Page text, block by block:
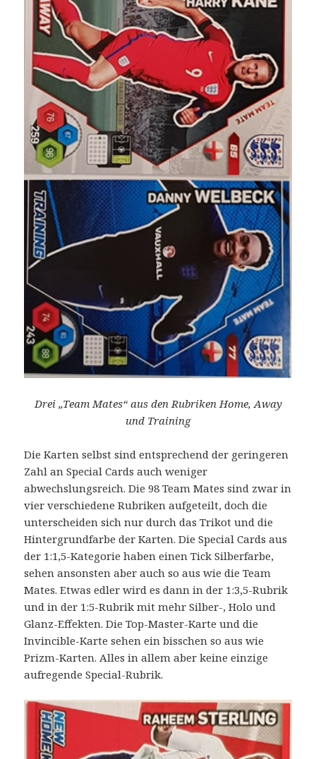
Drei „Team Mates“ aus den Rubriken Home, Away
und Training
Die Karten selbst sind entsprechend der geringeren
Zahl an Special Cards auch weniger
abwechslungsreich. Die 98 Team Mates sind zwar in
vier verschiedene Rubriken aufgeteilt, doch die
unterscheiden sich nur durch das Trikot und die
Hintergrundfarbe der Karten. Die Special Cards aus
der 1:1,5-Kategorie haben einen Tick Silberfarbe,
sehen ansonsten aber auch so aus wie die Team
Mates. Etwas edler wird es dann in der 1:3,5-Rubrik
und in der 1:5-Rubrik mit mehr Silber-, Holo und
Glanz-Effekten. Die Top-Master-Karte und die
Invincible-Karte sehen ein bisschen so aus wie
Prizm-Karten. Alles in allem aber keine einzige
aufregende Special-Rubrik.